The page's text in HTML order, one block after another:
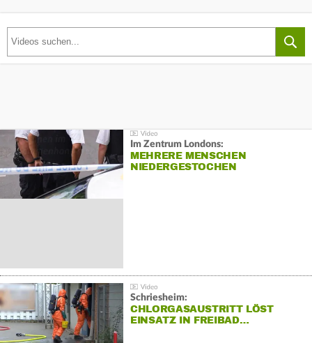
Im Zentrum Londons:
MEHRERE MENSCHEN
NIEDERGESTOCHEN
Schriesheim:
CHLORGASAUSTRITT LÖST
EINSATZ IN FREIBAD…